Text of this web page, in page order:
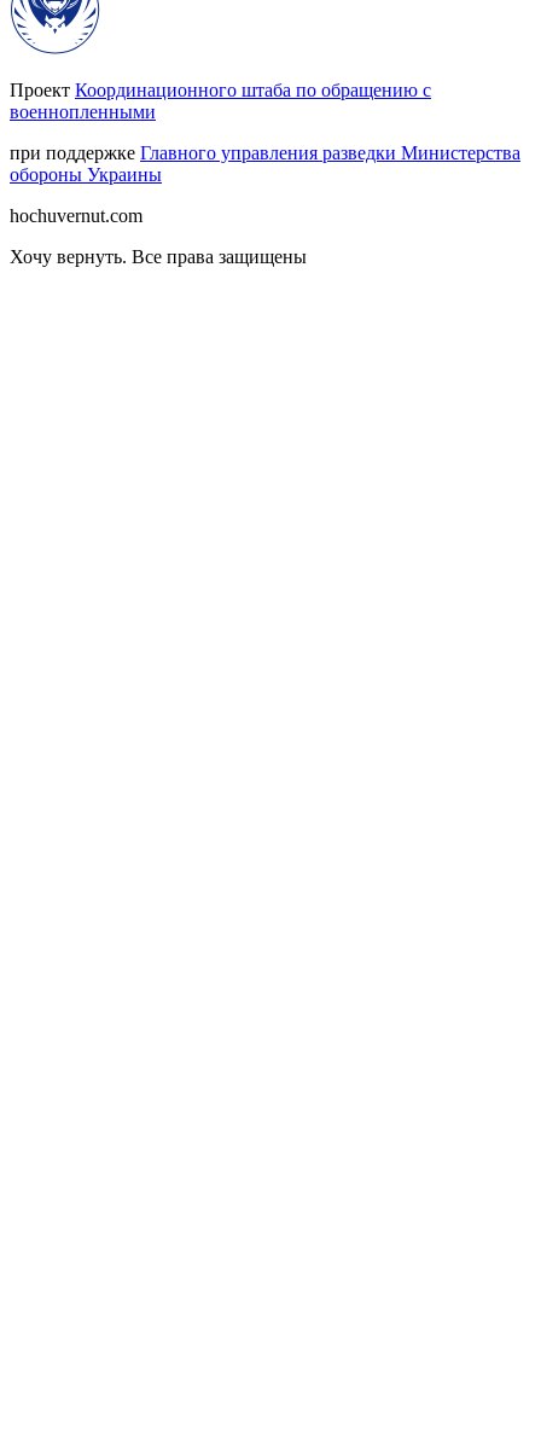
Проект Координационного штаба по обращению с
военнопленными
при поддержке Главного управления разведки Министерства
обороны Украины
hochuvernut.com
Хочу вернуть. Все права защищены